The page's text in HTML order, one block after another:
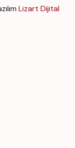
Lizart Dijital